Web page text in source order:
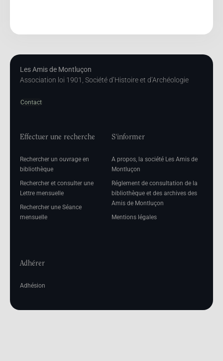
Les Amis de Montluçon
Association loi 1901, Société d’Histoire et d’Archéologie
Contact
Effectuer une recherche
Rechercher un ouvrage en
bibliothèque
Rechercher et consulter une
Lettre mensuelle
Rechercher une Séance
mensuelle
S'informer
A propos, la société Les Amis de
Montluçon
Réglement de consultation de la
bibliothèque et des archives des
Amis de Montluçon
Mentions légales
Adhérer
Adhésion